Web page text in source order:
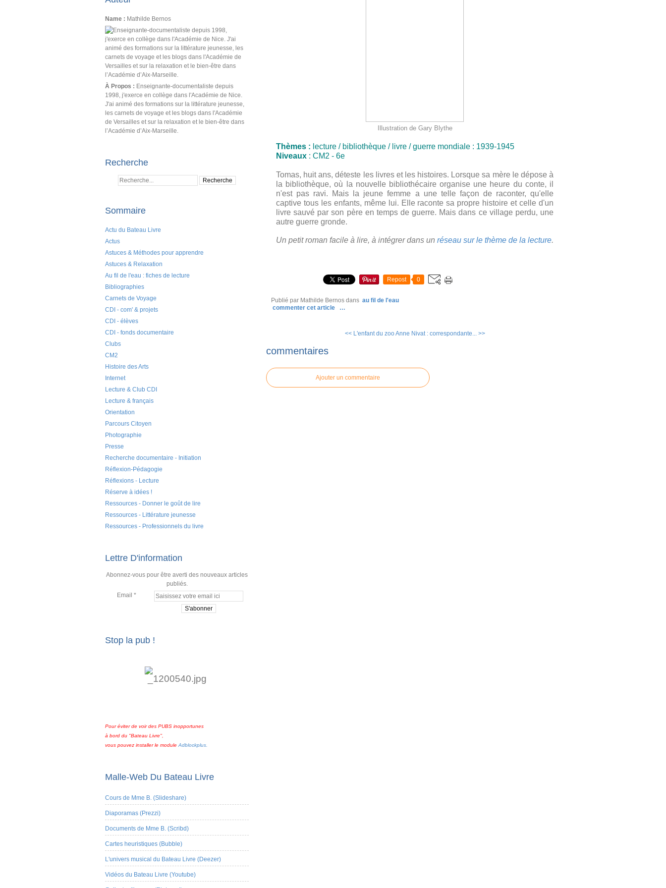
Name : Mathilde Bernos
À Propos : Enseignante-documentaliste depuis
1998, j'exerce en collège dans l'Académie de Nice.
J'ai animé des formations sur la littérature jeunesse,
les carnets de voyage et les blogs dans l'Académie
de Versailles et sur la relaxation et le bien-être dans
l’Académie d’Aix-Marseille.
Recherche
Sommaire
Actu du Bateau Livre
Actus
Astuces & Méthodes pour apprendre
Astuces & Relaxation
Au fil de l'eau : fiches de lecture
Bibliographies
Carnets de Voyage
CDI - com' & projets
CDI - élèves
CDI - fonds documentaire
Clubs
CM2
Histoire des Arts
Internet
Lecture & Club CDI
Lecture & français
Orientation
Parcours Citoyen
Photographie
Presse
Recherche documentaire - Initiation
Réflexion-Pédagogie
Réflexions - Lecture
Réserve à idées !
Ressources - Donner le goût de lire
Ressources - Littérature jeunesse
Ressources - Professionnels du livre
Lettre D'information
Abonnez-vous pour être averti des nouveaux articles
publiés.
Email
Stop la pub !
Pour éviter de voir des PUBS inopportunes
à bord du "Bateau Livre",
vous pouvez installer le module Adblockplus.
Malle-Web Du Bateau Livre
Cours de Mme B. (Slideshare)
Diaporamas (Prezzi)
Documents de Mme B. (Scribd)
Cartes heuristiques (Bubble)
L'univers musical du Bateau Livre (Deezer)
Vidéos du Bateau Livre (Youtube)
Illustration de Gary Blythe
Thèmes : lecture / bibliothèque / livre / guerre mondiale : 1939-1945
Niveaux : CM2 - 6e
Tomas, huit ans, déteste les livres et les histoires. Lorsque sa mère le dépose à
la bibliothèque, où la nouvelle bibliothécaire organise une heure du conte, il
n'est pas ravi. Mais la jeune femme a une telle façon de raconter, qu'elle
captive tous les enfants, même lui. Elle raconte sa propre histoire et celle d'un
livre sauvé par son père en temps de guerre. Mais dans ce village perdu, une
autre guerre gronde.
Un petit roman facile à lire, à intégrer dans un réseau sur le thème de la lecture.
Repost 0
Publié par Mathilde Bernos dans au fil de l'eau
commenter cet article
…
<< L'enfant du zooAnne Nivat : correspondante... >>
commentaires
Ajouter un commentaire